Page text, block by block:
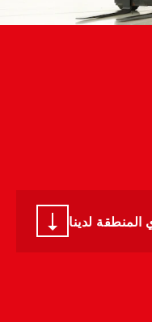
لدينا